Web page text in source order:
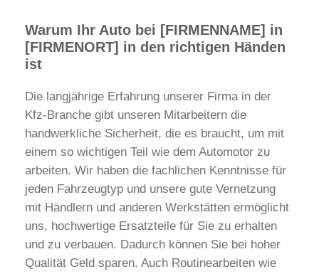
Warum Ihr Auto bei [FIRMENNAME] in
[FIRMENORT] in den richtigen Händen
ist
Die langjährige Erfahrung unserer Firma in der
Kfz-Branche gibt unseren Mitarbeitern die
handwerkliche Sicherheit, die es braucht, um mit
einem so wichtigen Teil wie dem Automotor zu
arbeiten. Wir haben die fachlichen Kenntnisse für
jeden Fahrzeugtyp und unsere gute Vernetzung
mit Händlern und anderen Werkstätten ermöglicht
uns, hochwertige Ersatzteile für Sie zu erhalten
und zu verbauen. Dadurch können Sie bei hoher
Qualität Geld sparen. Auch Routinearbeiten wie